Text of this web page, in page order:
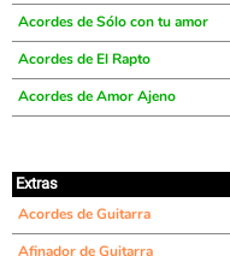
Acordes de Sólo con tu amor
Acordes de El Rapto
Acordes de Amor Ajeno
Extras
Acordes de Guitarra
Afinador de Guitarra